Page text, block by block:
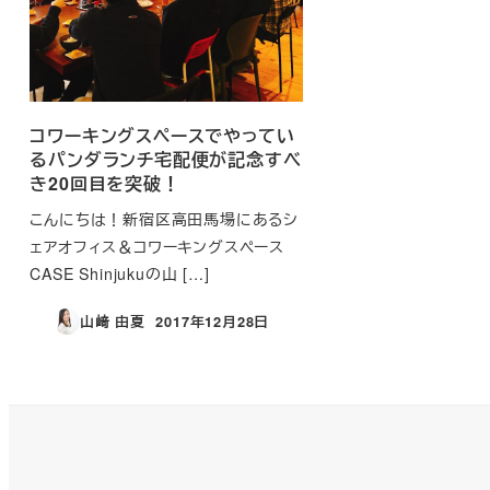
コワーキングスペースでやってい
るパンダランチ宅配便が記念すべ
き20回目を突破！
こんにちは！新宿区高田馬場にあるシ
ェアオフィス＆コワーキングスペース
CASE Shinjukuの山 […]
山﨑 由夏
投稿日
2017年12月28日